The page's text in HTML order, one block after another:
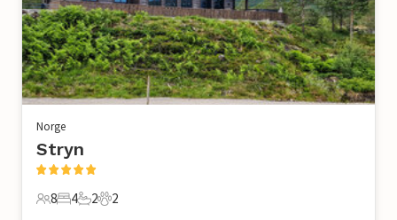
Norge
Stryn
8 Gjester
8
4 Soverom
4
2 Bad
2
2 Kjæledyr
2